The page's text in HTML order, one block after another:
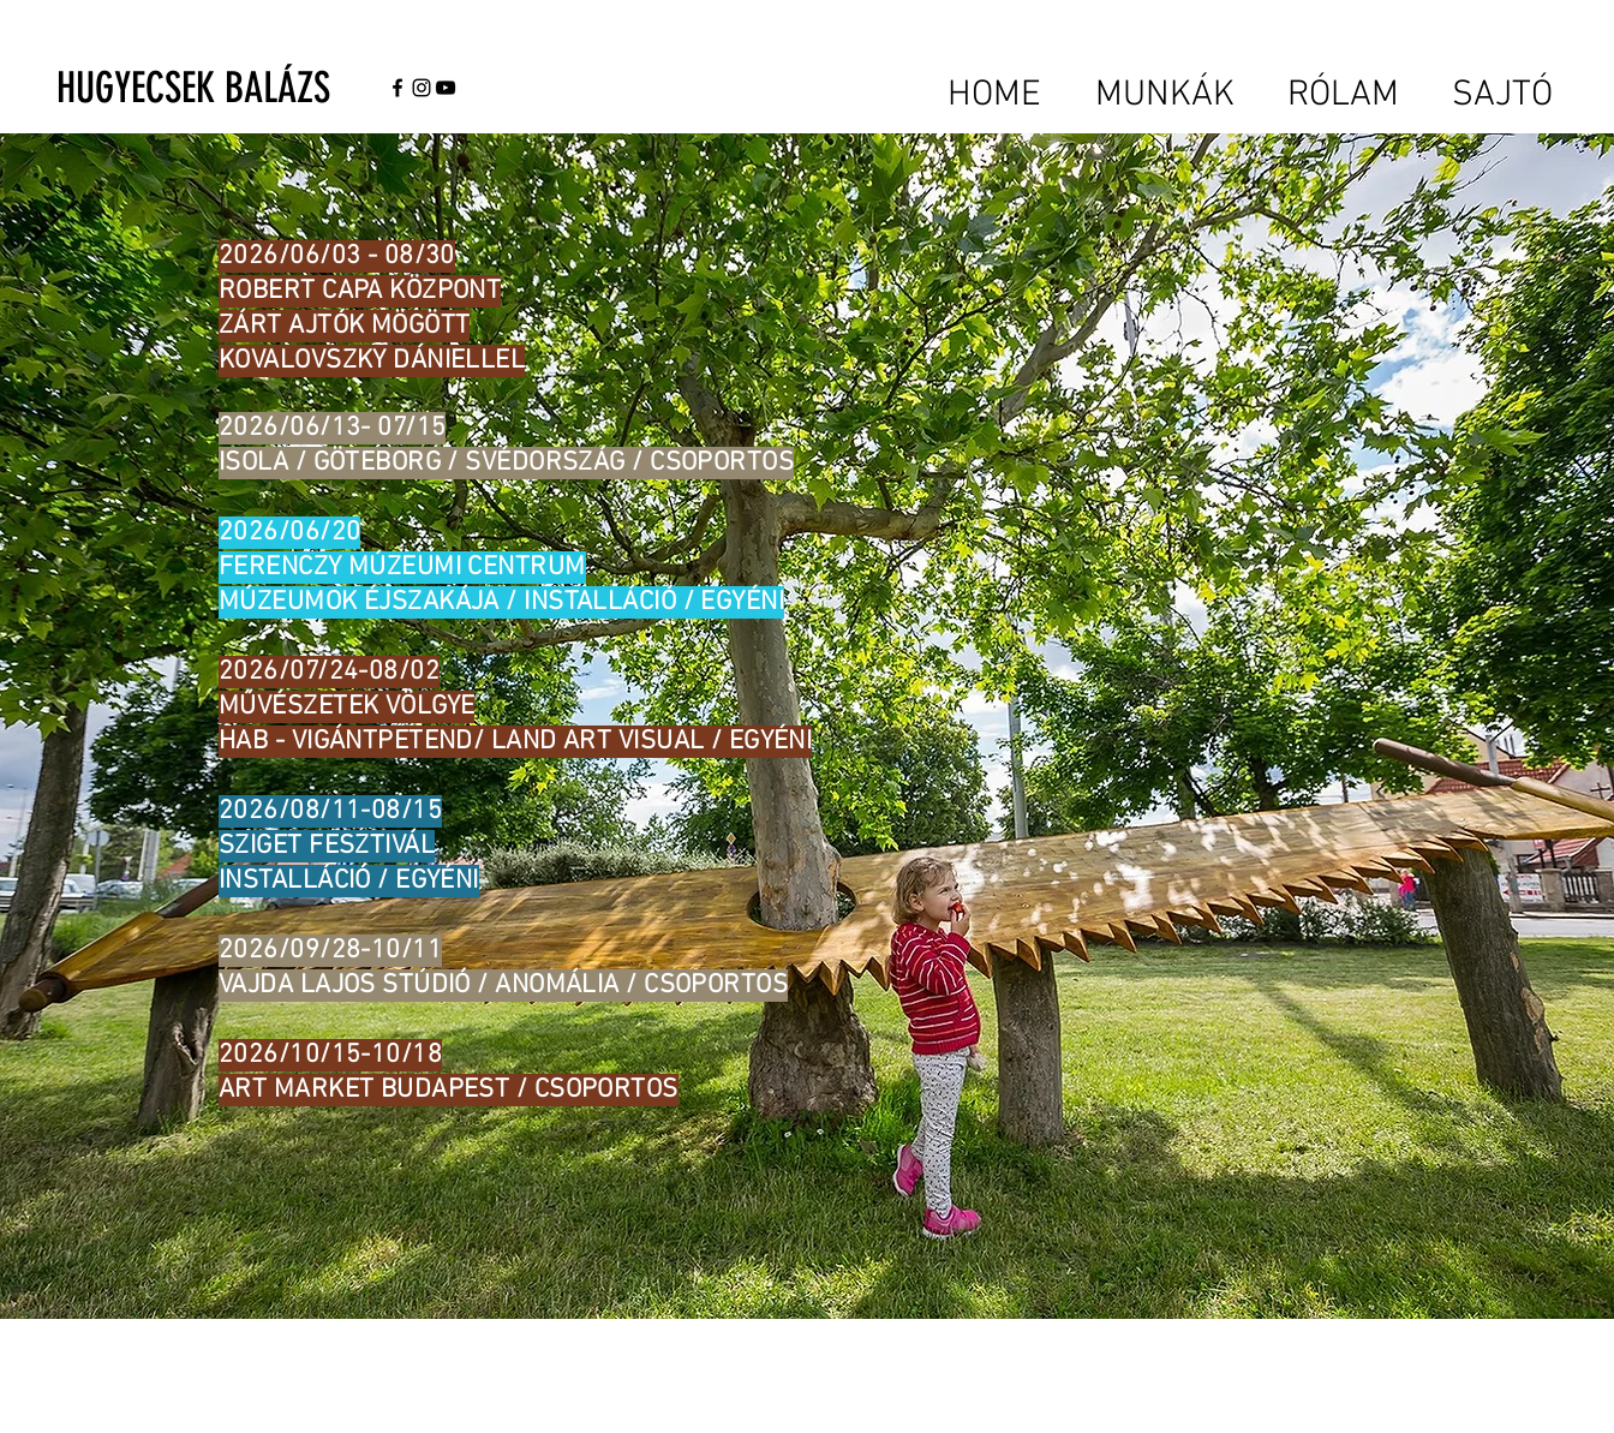
HUGYECSEK BALÁZS HOME MUNKÁK RÓLAM SAJTÓ
2026/06/03 - 08/30
ROBERT CAPA KÖZPONT
ZÁRT AJTÓK MÖGÖTT
KOVALOVSZKY DÁNIELLEL
2026/06/13- 07/15
ISOLA / GÖTEBORG / SVÉDORSZÁG / CSOPORTOS
2026/06/20
FERENCZY MÚZEUMI CENTRUM
MÚZEUMOK ÉJSZAKÁJA / INSTALLÁCIÓ / EGYÉNI
2026/07/24-08/02
MŰVÉSZETEK VÖLGYE
HAB - VIGÁNTPETEND/ LAND ART VISUAL / EGYÉNI
2026/08/11-08/15
SZIGET FESZTIVÁL
INSTALLÁCIÓ / EGYÉNI
2026/09/28-10/11
VAJDA LAJOS STÚDIÓ / ANOMÁLIA / CSOPORTOS
2026/10/15-10/18
ART MARKET BUDAPEST / CSOPORTOS